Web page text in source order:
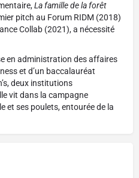
La famille de la forêt
pitch au Forum RIDM (2018)
Collab (2021), a nécessité
en administration des affaires
et d’un baccalauréat
deux institutions
vit dans la campagne
et ses poulets, entourée de la